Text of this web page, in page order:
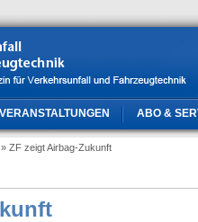
VERANSTALTUNGEN ABO &
» ZF zeigt Airbag-Zukunft